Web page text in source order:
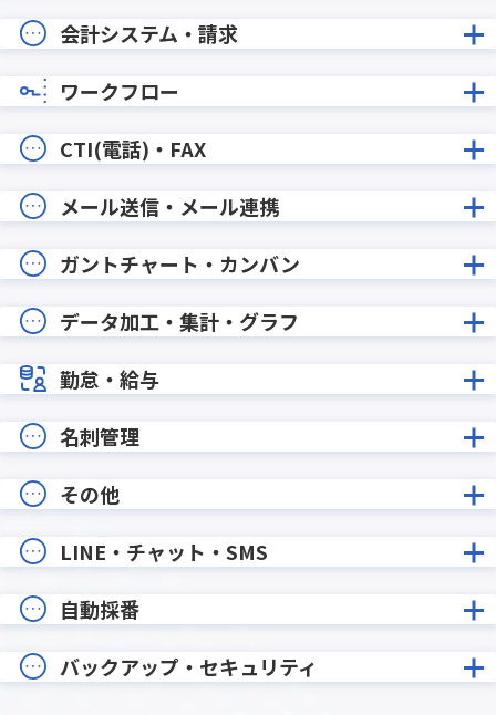
会計システム・請求
ワークフロー
CTI(電話)・FAX
メール送信・メール連携
ガントチャート・カンバン
データ加工・集計・グラフ
勤怠・給与
名刺管理
その他
LINE・チャット・SMS
自動採番
バックアップ・セキュリティ